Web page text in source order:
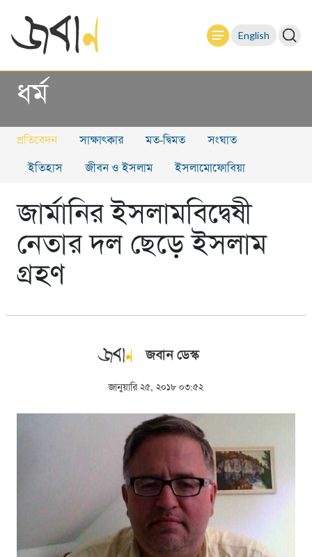
English
ধর্ম
প্রতিবেদন সাক্ষাৎকার মত-দ্বিমত সংঘাত
ইতিহাস জীবন ও ইসলাম ইসলামোফোবিয়া
জার্মানির ইসলামবিদ্বেষী
নেতার দল ছেড়ে ইসলাম
গ্রহণ
জবান ডেস্ক
জানুয়ারি ২৫, ২০১৮ ০৩:৫২